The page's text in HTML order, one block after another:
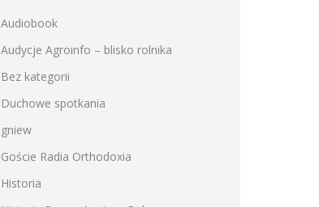
Audiobook
Audycje Agroinfo – blisko rolnika
Bez kategorii
Duchowe spotkania
gniew
Goście Radia Orthodoxia
Historia